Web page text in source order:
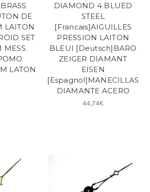
DE
LAITON
SET
LATON
DIAMOND 4 BLUED
STEEL
[Francais]AIGUILLES
PRESSION LAITON
BLEUI [Deutsch]BARO
ZEIGER DIAMANT
EISEN
[Espagnol]MANECILLAS
DIAMANTE ACERO
44,74€